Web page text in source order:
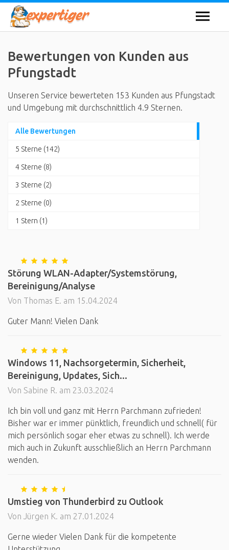
Bewertungen von Kunden aus
Pfungstadt
Unseren Service bewerteten 153 Kunden aus Pfungstadt
und Umgebung mit durchschnittlich 4.9 Sternen.
Alle Bewertungen
5 Sterne (142)
4 Sterne (8)
3 Sterne (2)
2 Sterne (0)
1 Stern (1)
Störung WLAN-Adapter/Systemstörung,
Bereinigung/Analyse
Von Thomas E. am 15.04.2024
Guter Mann! Vielen Dank
Windows 11, Nachsorgetermin, Sicherheit,
Bereinigung, Updates, Sich...
Von Sabine R. am 23.03.2024
Ich bin voll und ganz mit Herrn Parchmann zufrieden!
Bisher war er immer pünktlich, freundlich und schnell( für
mich persönlich sogar eher etwas zu schnell). Ich werde
mich auch in Zukunft ausschließlich an Herrn Parchmann
wenden.
Umstieg von Thunderbird zu Outlook
Von Jürgen K. am 27.01.2024
Gerne wieder Vielen Dank für die kompetente